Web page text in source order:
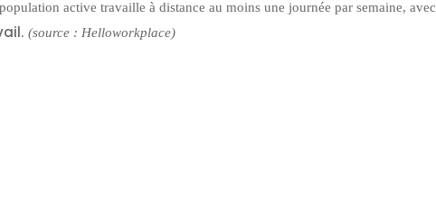
active travaille à distance au moins une journée par semaine, avec
. (source : Helloworkplace)